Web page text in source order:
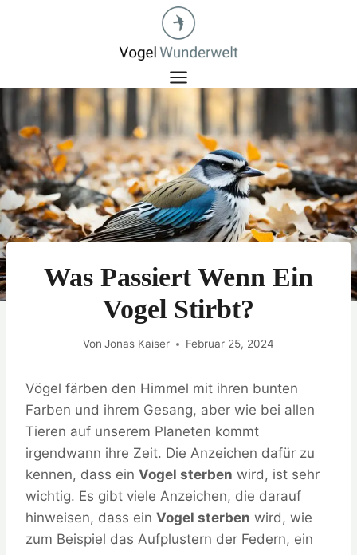
Was Passiert Wenn Ein
Vogel Stirbt?
Von Jonas Kaiser Februar 25, 2024
Vögel färben den Himmel mit ihren bunten
Farben und ihrem Gesang, aber wie bei allen
Tieren auf unserem Planeten kommt
irgendwann ihre Zeit. Die Anzeichen dafür zu
kennen, dass ein Vogel sterben wird, ist sehr
wichtig. Es gibt viele Anzeichen, die darauf
hinweisen, dass ein Vogel sterben wird, wie
zum Beispiel das Aufplustern der Federn, ein